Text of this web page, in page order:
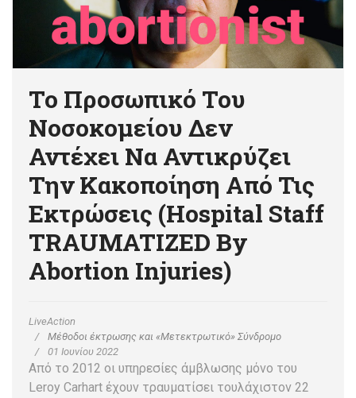
Το Προσωπικό Του
Νοσοκομείου Δεν
Αντέχει Να Αντικρύζει
Την Κακοποίηση Από Τις
Εκτρώσεις (Hospital Staff
TRAUMATIZED By
Abortion Injuries)
LiveAction
Μέθοδοι έκτρωσης και «Μετεκτρωτικό» Σύνδρομο
01 Ιουνίου 2022
Από το 2012 οι υπηρεσίες άμβλωσης μόνο του
Leroy Carhart έχουν τραυματίσει τουλάχιστον 22